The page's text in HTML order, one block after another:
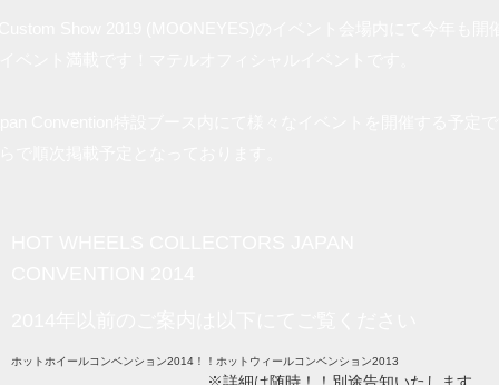
ホットホイールコンベンション2014！！ホットウィールコンベンション2013
※詳細は随時！！別途告知いたします。